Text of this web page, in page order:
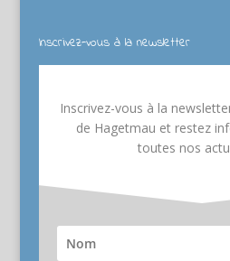
Inscrivez-vous à la newsletter
Inscrivez-vous à la
de Hagetmau et restez
toutes nos